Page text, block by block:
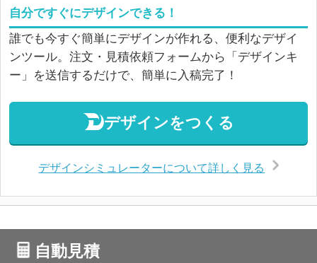
自分ですぐにデザインできる！
誰でも今すぐ簡単にデザインが作れる、便利なデザイ
ンツール。注文・見積依頼フォームから「デザインキ
ー」を送信するだけで、簡単に入稿完了！
デザインをつくる
デザインシミュレーターについて詳しく見る
自動見積